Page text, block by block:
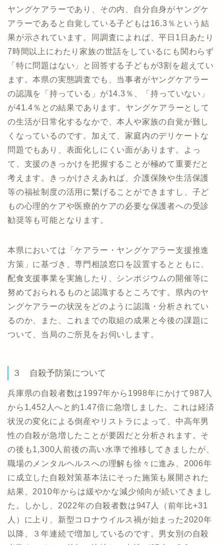
ヤングケアラーであり、その内、自分自身がヤングケ
アラーであると自覚している子どもは16.3％という結
果が示されています。同調査によれば、平日1日あたり
7時間以上にわたり家族の世話をしているにも関わらず
「特に問題はない」と回答する子どもが3割を超えてい
ます。本県の実態調査でも、当事者がヤングケアラー
の認識を「持っている」が14.3％、「持っていない」
が41.4％との結果であります。ヤングケアラーとして
の生活が日常化するなかで、本人や家族の自覚が難し
くなっているのです。加えて、家庭内のデリケートな
問題でもあり、表面化しにくい面があります。よっ
て、支援のきっかけを把握することが極めて重要だと
考えます。きっかけさえあれば、介護保険や生活保護
等の福祉制度の活用に繫げることができますし、子ど
もの心理的ケアや医療的ケアの必要な保護者への受診
勧奨等も可能となります。
本県においては「ケアラー・ヤングケアラー支援推進
方策」に基づき、専門相談窓口を設置するとともに、
配食支援事業を実施したり、シンポジウムの開催等に
努めておられるものと認識するところです。県内のヤ
ングケアラーの状況をどのように認識・分析されてい
るのか、また、これまでの取組の成果と今後の課題に
ついて、当局のご所見をお伺いします。
３ 自殺予防策について
兵庫県の自殺者数は1997年から1998年にかけて987人
から1,452人へと約1.47倍に急増しました。これは経済
状況の変化による倒産やリストラによって、中高年男
性の自殺が急増したことが要因だと分析されます。そ
の後も1,300人前後の高い水準で推移してきましたが、
職場のメンタルヘルスへの理解も徐々に進み、2006年
に成立した自殺対策基本法にそった施策も展開された
結果、2010年からは緩やかな減少傾向が続いてきまし
た。しかし、2022年の自殺者数は947人（前年比+31
人）に上り、新型コロナウイルス禍が始まった2020年
以降、３年連続で増加しているのです。男女別の自殺